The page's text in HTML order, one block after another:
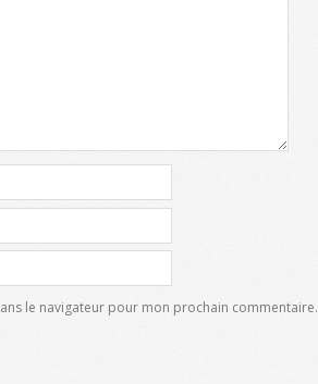
le navigateur pour mon prochain commentaire.